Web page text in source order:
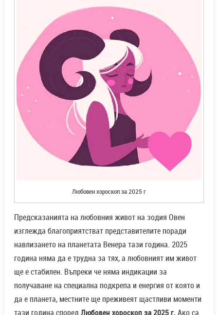
Любовен хороскоп за 2025 г
Предсказанията на любовния живот на зодия Овен
изглежда благоприятстват представителите поради
навлизането на планетата Венера тази година. 2025
година няма да е трудна за тях, а любовният им живот
ще е стабилен. Въпреки че няма индикации за
получаване на специална подкрепа и енергия от която и
да е планета, местните ще преживеят щастливи моменти
тази година споредЛюбовен хороскоп за 2025 г.Ако са